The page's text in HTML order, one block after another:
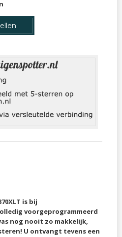
is bij
voorgeprogrammeerd
nog nooit zo makkelijk,
U ontvangt tevens een